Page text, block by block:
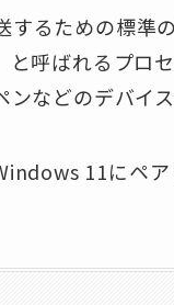
るための標準
呼ばれるプロ
などのデバイ
11にペア